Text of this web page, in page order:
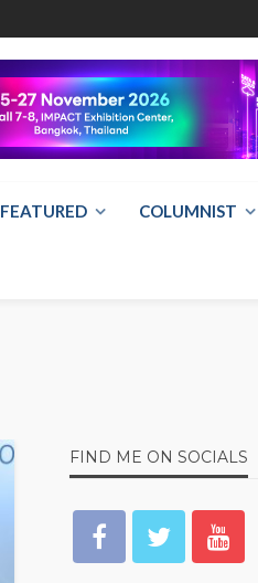
FEATURED COLUMNIST
FIND ME ON SOCIALS